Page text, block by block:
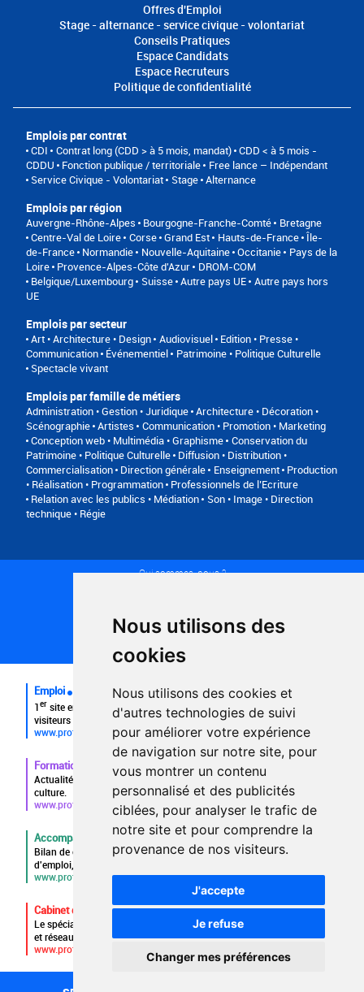
Nous utilisons des
cookies
Nous utilisons des cookies et
d'autres technologies de suivi
pour améliorer votre expérience
de navigation sur notre site, pour
vous montrer un contenu
personnalisé et des publicités
ciblées, pour analyser le trafic de
notre site et pour comprendre la
provenance de nos visiteurs.
J'accepte
Je refuse
Changer mes préférences
Offres d'Emploi
Stage - alternance - service civique - volontariat
Conseils Pratiques
Espace Candidats
Espace Recruteurs
Politique de confidentialité
Emplois par contrat
CDI Contrat long (CDD > à 5 mois, mandat) CDD < à 5 mois -
CDDU
Fonction publique / territoriale
Free lance – Indépendant
Service Civique - Volontariat
Stage Alternance
Emplois par région
Auvergne-Rhône-Alpes Bourgogne-Franche-Comté
Bretagne
Centre-Val de Loire Corse Grand Est Hauts-de-France Île-
de-France Normandie Nouvelle-Aquitaine Occitanie
Pays de la
Loire Provence-Alpes-Côte d'Azur
DROM-COM
Belgique/Luxembourg
Suisse Autre pays UE Autre pays hors
UE
Emplois par secteur
Art • Architecture • Design Audiovisuel Edition • Presse •
Communication Événementiel
Patrimoine • Politique Culturelle
Spectacle vivant
Emplois par famille de métiers
Administration • Gestion • Juridique Architecture • Décoration •
Scénographie Artistes
Communication • Promotion • Marketing
Conception web • Multimédia • Graphisme Conservation du
Patrimoine • Politique Culturelle Diffusion • Distribution •
Commercialisation Direction générale Enseignement Production
• Réalisation • Programmation Professionnels de l’Ecriture
Relation avec les publics • Médiation
Son • Image • Direction
technique • Régie
Qui sommes-nous ?
Plan du site
FAQ recruteurs
FAQ
Emploi
1er site emploi du secteur culturel 784.000 visites et 230.000
visiteurs uniques par mois.
www.profilculture.com
Formation
Actualités, guide et annuaire des formations aux métiers de la
culture.
www.profilculture-formation.com
Accompagnement professionnel
Bilan de compétences, coaching, techniques de recherche
d'emploi, entretien conseil.
www.profilculture-competences.com
Cabinet de recrutement
Le spécialiste du secteur culturel, une cvthèque de 86.000 CV
et réseau unique de professionnels.
www.profilculture-conseil.com/cabinet-recrutement